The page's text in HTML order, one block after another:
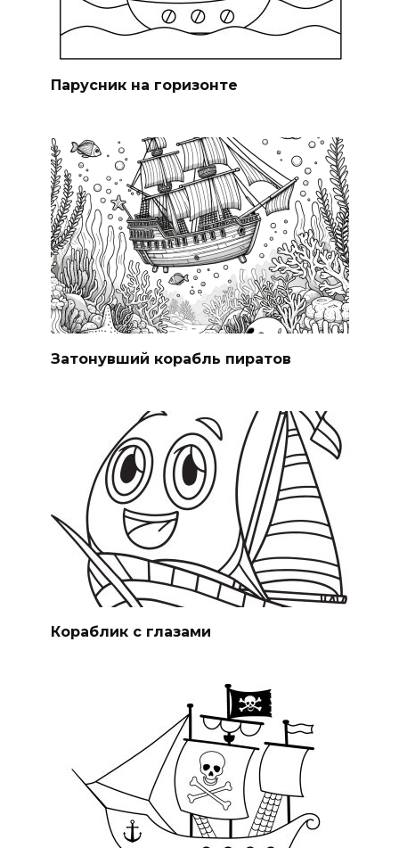
Парусник на горизонте
Затонувший корабль пиратов
Кораблик с глазами